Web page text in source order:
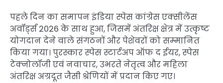
पहले दिन का समापन इंडिया स्पेस कांग्रेस एक्सीलेंस
अवॉर्ड्स 2026 के साथ हुआ, जिसमें अंतरिक्ष क्षेत्र में उत्कृष्ट
योगदान देने वाले संगठनों और पेशेवरों को सम्मानित
किया गया। पुरस्कार स्पेस स्टार्टअप ऑफ द ईयर, स्पेस
टेक्नोलॉजी एवं नवाचार, उभरते नेतृत्व और महिला
अंतरिक्ष अग्रदूत जैसी श्रेणियों में प्रदान किए गए।